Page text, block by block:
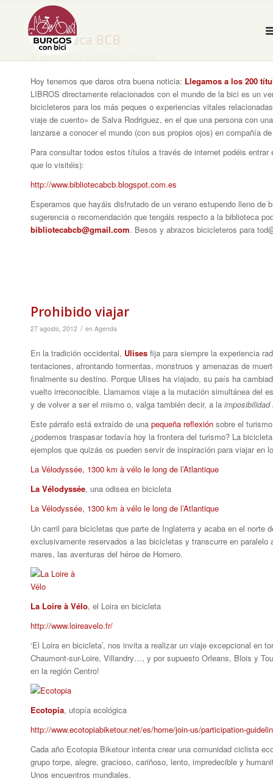
Biblioteca BCB
30 agosto, 2012
Hoy tenemos que daros otra buena noticia: Llegamos a los 200
LIBROS directamente relacionados con el mundo de la bici es un
bicicleteros para los más peques o experiencias vitales
viaje de cuento» de Salva Rodriguez, en el que una persona con
lanzarse a conocer el mundo (con sus propios ojos) en compañía
Para consultar todos estos títulos a través de internet podéis
que lo visitéis):
http://www.bibliotecabcb.blogspot.com.es
Esperamos que hayáis disfrutado de un verano estupendo lleno
sugerencia o recomendación que tengáis respecto a la biblioteca
bibliotecabcb@gmail.com. Besos y abrazos bicicleteros para
Prohibido viajar
27 agosto, 2012 / en Agenda
En la tradición occidental, Ulises fija para siempre la experiencia
tentaciones, afrontando tormentas, monstruos y amenazas de
finalmente su destino. Porque Ulises ha viajado, su país ha
vuelto irreconocible. Llamamos viaje a la mutación simultánea del
y de volver a ser el mismo o, valga también decir, a la imposibilidad
Este párrafo está extraído de una pequeña reflexión sobre el
¿podemos traspasar todavía hoy la frontera del turismo? La
ejemplos que quizás os pueden servir de inspiración para viajar en
La Vélodyssée, 1300 km à vélo le long de l’Atlantique
La Vélodyssée, una odisea en bicicleta
La Vélodyssée, 1300 km à vélo le long de l’Atlantique
Un carril para bicicletas que parte de Inglaterra y acaba en el
exclusivamente reservados a las bicicletas y transcurre en
mares, las aventuras del héroe de Homero.
La Loire à Vélo, el Loira en bicicleta
http://www.loireavelo.fr/
‘El Loira en bicicleta’, nos invita a realizar un viaje excepcional en
Chaumont-sur-Loire, Villandry…, y por supuesto Orleans, Blois y
en la región Centro!
Ecotopia, utopía ecológica
http://www.ecotopiabiketour.net/es/home/join-us/participation-
Cada año Ecotopia Biketour intenta crear una comunidad ciclista
grupo torpe, alegre, gracioso, cariñoso, lento, impredecible y
Unos encuentros mundiales.